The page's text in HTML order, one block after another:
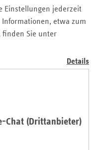
Einstellungen jederzeit
etwa zum
finden Sie unter
Details
Chat (Drittanbieter)
wird. Wir sehen in der
in der stationären